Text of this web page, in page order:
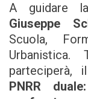
A guidare
Giuseppe
Scuola,
parteciperà,
PNRR